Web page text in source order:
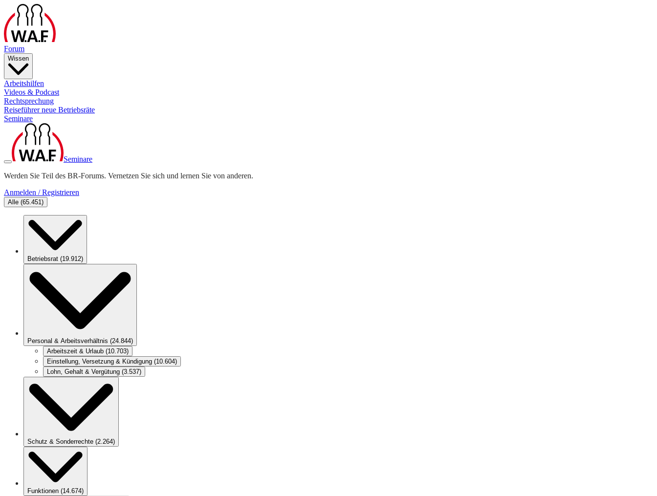
Forum
Wissen
Arbeitshilfen
Videos & Podcast
Rechtsprechung
Reiseführer neue Betriebsräte
Seminare
Seminare
Werden Sie Teil des BR-Forums. Vernetzen Sie sich und lernen Sie von anderen.
Anmelden / Registrieren
Alle (65.451)
Betriebsrat (19.912)
Personal & Arbeitsverhältnis (24.844)
Arbeitszeit & Urlaub (10.703)
Einstellung, Versetzung & Kündigung (10.604)
Lohn, Gehalt & Vergütung (3.537)
Schutz & Sonderrechte (2.264)
Funktionen (14.674)